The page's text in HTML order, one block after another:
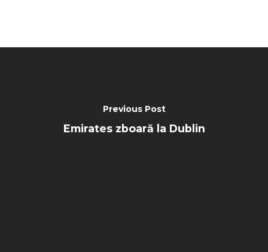
Previous Post
Emirates zboară la Dublin